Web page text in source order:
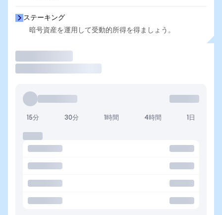
ステーキング
暗号資産を運用して受動的所得を得ましょう。
15分 30分 1時間 4時間 1日